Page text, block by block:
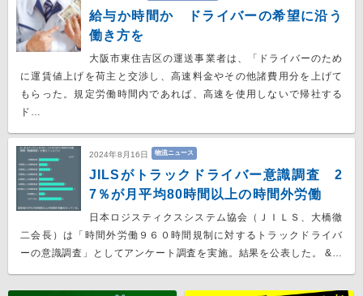
給与か時間か ドライバーの希望に沿う
働き方を
大阪市東住吉区の運送事業者は、「ドライバーのため
に運賃値上げを荷主と交渉し、高速料金やその他諸費用分を上げて
もらった。規定労働時間内であれば、高速を使用しないで帰社する
ド…
2024年8月16日 物流ニュース
JILSがトラックドライバー意識調査 2
7％が月平均80時間以上の時間外労働
日本ロジスティクスシステム協会（ＪＩＬＳ、大橋徹
二会長）は「時間外労働９６０時間規制に対するトラックドライバ
ーの意識調査」としてアンケート調査を実施。結果を公表した。 &…